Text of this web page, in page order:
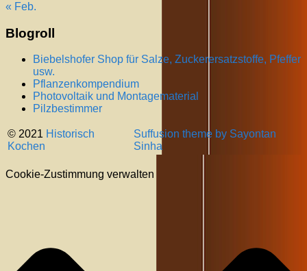
« Feb.
Blogroll
Biebelshofer Shop für Salze, Zuckerersatzstoffe, Pfeffer
usw.
Pflanzenkompendium
Photovoltaik und Montagematerial
Pilzbestimmer
© 2021 Historisch
Kochen
Suffusion theme by Sayontan
Sinha
Cookie-Zustimmung verwalten